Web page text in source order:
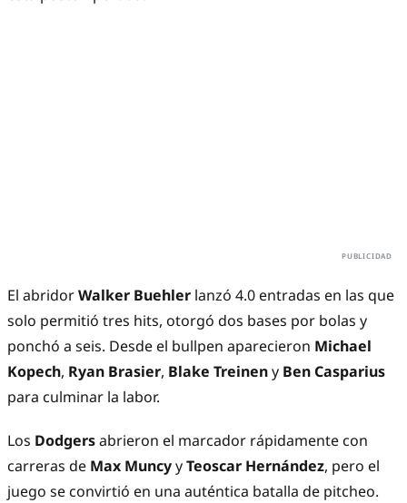
El abridorWalker Buehler lanzó 4.0 entradas en las que
solo permitió tres hits, otorgó dos bases por bolas y
ponchó a seis. Desde el bullpen aparecieron Michael
Kopech, Ryan Brasier, Blake Treineny Ben Casparius
para culminar la labor.
Los Dodgersabrieron el marcador rápidamente con
carreras de Max MuncyyTeoscar Hernández, pero el
juego se convirtió en una auténtica batalla de pitcheo.